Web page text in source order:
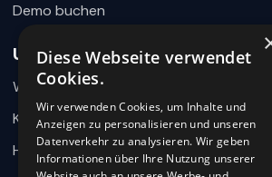
Demo buchen
Unternehmen
Warum 360HR
Kontakt
Hilfecenter
Wie können wir helfen?
hier im Chat zurück.
Diese Webseite verwendet
Cookies.
Wir verwenden Cookies, um Inhalte und
Anzeigen zu personalisieren und unseren
Datenverkehr zu analysieren. Wir geben
Informationen über Ihre Nutzung unserer